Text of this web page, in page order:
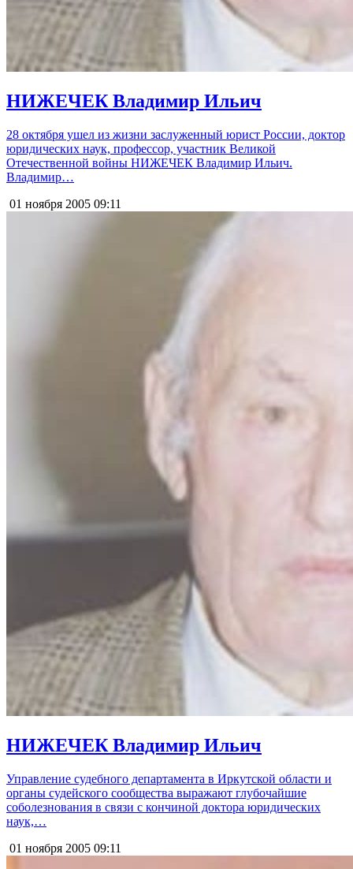
НИЖЕЧЕК Владимир Ильич
28 октября ушел из жизни заслуженный юрист России, доктор
юридических наук, профессор, участник Великой
Отечественной войны НИЖЕЧЕК Владимир Ильич.
Владимир…
01 ноября 2005 09:11
НИЖЕЧЕК Владимир Ильич
Управление судебного департамента в Иркутской области и
органы судейского сообщества выражают глубочайшие
соболезнования в связи с кончиной доктора юридических
наук,…
01 ноября 2005 09:11